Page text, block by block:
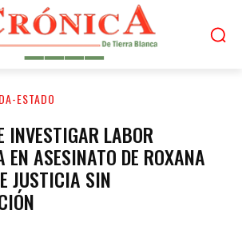
ESTADO
INVESTIGAR LABOR
ASESINATO DE ROXANA
JUSTICIA SIN